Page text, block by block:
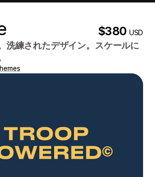
$380USD
洗練されたデザイン。スケールに